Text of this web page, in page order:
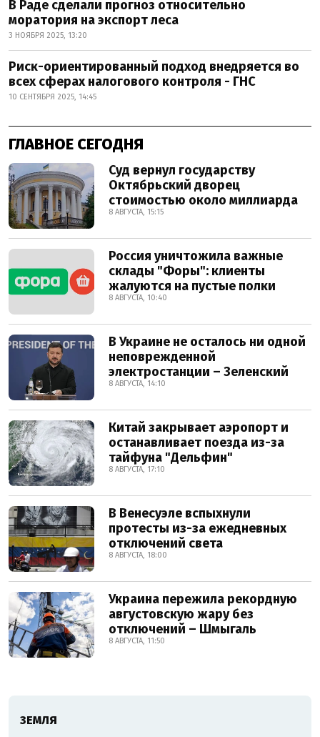
В Раде сделали прогноз относительно
моратория на экспорт леса
3 НОЯБРЯ 2025, 13:20
Риск-ориентированный подход внедряется во
всех сферах налогового контроля - ГНС
10 СЕНТЯБРЯ 2025, 14:45
ГЛАВНОЕ СЕГОДНЯ
Суд вернул государству
Октябрьский дворец
стоимостью около миллиарда
8 АВГУСТА, 15:15
Россия уничтожила важные
склады "Форы": клиенты
жалуются на пустые полки
8 АВГУСТА, 10:40
В Украине не осталось ни одной
неповрежденной
электростанции – Зеленский
8 АВГУСТА, 14:10
Китай закрывает аэропорт и
останавливает поезда из-за
тайфуна "Дельфин"
8 АВГУСТА, 17:10
В Венесуэле вспыхнули
протесты из-за ежедневных
отключений света
8 АВГУСТА, 18:00
Украина пережила рекордную
августовскую жару без
отключений – Шмыгаль
8 АВГУСТА, 11:50
ЗЕМЛЯ